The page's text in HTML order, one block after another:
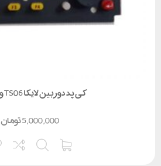
کی پد دوربین لایکا TS06 و TC805
تومان5,000,000